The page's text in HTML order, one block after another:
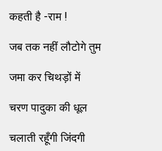
कहती है -राम !
जब तक नहीं लौटोगे तुम
जमा कर चिथड़ों में
चरण पादुका की धूल
चलाती रहूँगी जिंदगी